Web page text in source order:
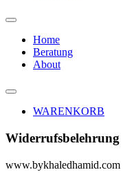
Home
Beratung
About
WARENKORB
Widerrufsbelehrung
www.bykhaledhamid.com